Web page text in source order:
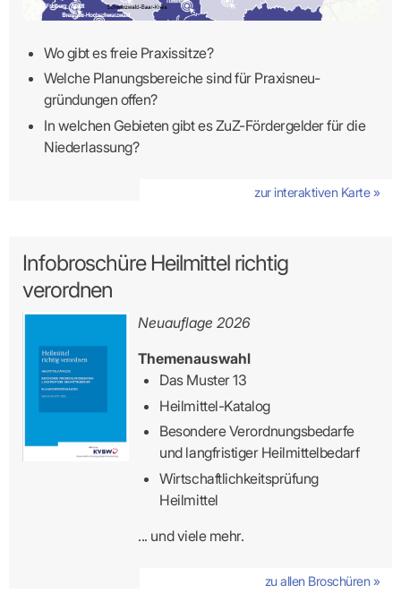
Wo gibt es freie Praxissitze?
Welche Planungsbereiche sind für Praxisneu­
gründungen offen?
In welchen Gebieten gibt es ZuZ-Fördergelder für die
Niederlassung?
zur interaktiven Karte »
Infobroschüre Heilmittel richtig
verordnen
Neuauflage 2026
Themenauswahl
Das Muster 13
Heilmittel-Katalog
Besondere Verordnungsbedarfe
und langfristiger Heilmittelbedarf
Wirtschaftlichkeitsprüfung
Heilmittel
... und viele mehr.
zu allen Broschüren »